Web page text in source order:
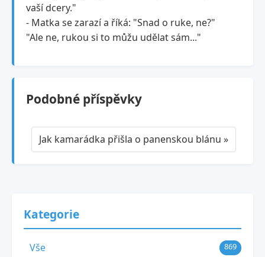
vaší dcery."
- Matka se zarazí a říká: "Snad o ruke, ne?"
"Ale ne, rukou si to můžu udělat sám..."
Podobné příspěvky
Jak kamarádka přišla o panenskou blánu »
Kategorie
Vše 869